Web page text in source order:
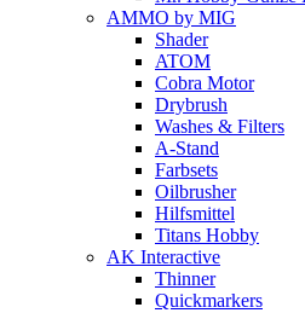
AMMO by MIG
Shader
ATOM
Cobra Motor
Drybrush
Washes & Filters
A-Stand
Farbsets
Oilbrusher
Hilfsmittel
Titans Hobby
AK Interactive
Thinner
Quickmarkers